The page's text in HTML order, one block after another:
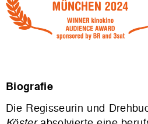
Biografie
Die Regisseurin und